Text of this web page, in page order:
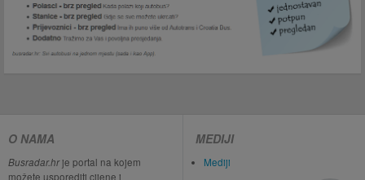
O NAMA
Busradar.hrje portal na kojem
možete usporediti cijene i
MEDIJI
Mediji